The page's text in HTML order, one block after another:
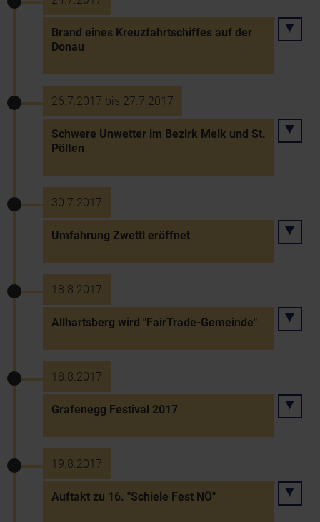
Brand eines Kreuzfahrtschiffes auf der
Donau
26.7.2017 bis 27.7.2017
Schwere Unwetter im Bezirk Melk und St.
Pölten
30.7.2017
Umfahrung Zwettl eröffnet
18.8.2017
Allhartsberg wird "FairTrade-Gemeinde"
18.8.2017
Grafenegg Festival 2017
19.8.2017
Auftakt zu 16. "Schiele Fest NÖ"